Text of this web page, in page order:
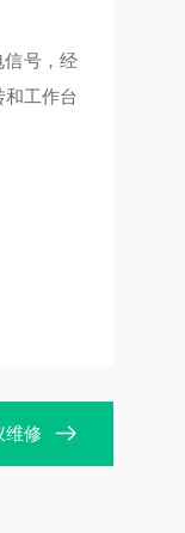
信号，经
工作台
维修